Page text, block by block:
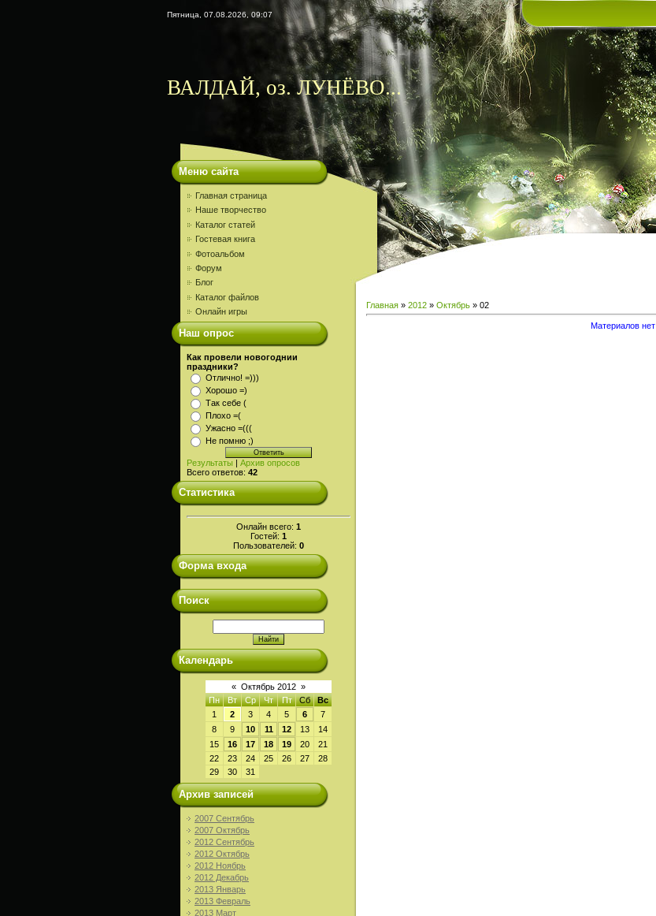
Пятница, 07.08.2026, 09:07
ВАЛДАЙ, оз. ЛУНЁВО...
Меню сайта
Главная страница
Наше творчество
Каталог статей
Гостевая книга
Фотоальбом
Форум
Блог
Каталог файлов
Онлайн игры
Наш опрос
Как провели новогоднии
праздники?
Отлично! =)))
Хорошо =)
Так себе (
Плохо =(
Ужасно =(((
Не помню ;)
Результаты | Архив опросов
Всего ответов: 42
Статистика
Онлайн всего: 1
Гостей: 1
Пользователей: 0
Форма входа
Поиск
Календарь
« Октябрь 2012 »
Пн
Вт Ср Чт Пт Сб
Вс
1
2 3 4 5 6
7
8
9 10 11 12 13
14
15
16 17 18 19 20
21
22
23 24 25 26 27
28
29
30 31
Архив записей
2007 Сентябрь
2007 Октябрь
2012 Сентябрь
2012 Октябрь
2012 Ноябрь
2012 Декабрь
2013 Январь
2013 Февраль
2013 Март
Главная » 2012 » Октябрь » 02
Материалов нет